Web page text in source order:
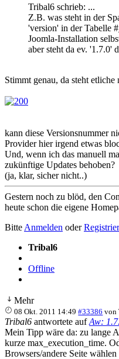
Tribal6 schrieb: ...
Z.B. was steht in der
'version' in der Tabelle
Joomla-Installation
aber steht da ev. '1.7.0'
Stimmt genau, da steht etliche
kann diese Versionsnummer
Provider hier irgend etwas
Und, wenn ich das manuell
zukünftige Updates behoben?
(ja, klar, sicher nicht..)
Gestern noch zu blöd, den
heute schon die eigene
Bitte Anmelden oder
Tribal6
Offline
Mehr
08 Okt. 2011 14:49 #33386 von
Tribal6 antwortete aufAw:
Mein Tipp wäre da: zu lange
kurze max_execution_time.
Browsers/andere Seite